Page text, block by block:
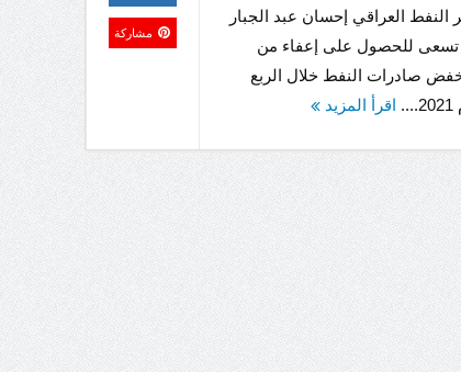
النفط العراقي إحسان عبد الجبار
تسعى للحصول على إعفاء من
صادرات النفط خلال الربع
اقرأ المزيد
مشاركة